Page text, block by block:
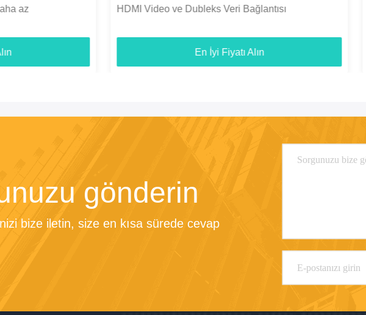
Video Göndericisi Ultra uzun menzilli UP/Downlink
En İyi Fiyatı Alın
gönderin
bize iletin, size en kısa sürede cevap